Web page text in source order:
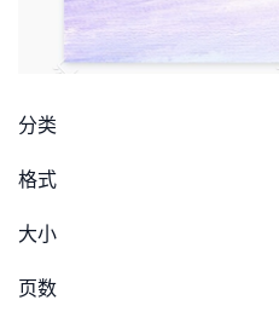
分类
格式
大小
页数